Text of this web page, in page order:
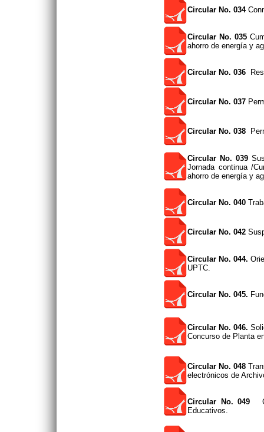
Circular No. 034
Circular No. 035
ahorro de energía y
Circular No. 036
Circular No. 037
Circular No. 038
Circular No. 039
Jornada continua /
ahorro de energía y
Circular No. 040
Circular No. 042
Circular No. 044.
UPTC.
Circular No. 045.
Circular No. 046.
Concurso de Planta
Circular No. 048
electrónicos de
Circular No. 049
Educativos.